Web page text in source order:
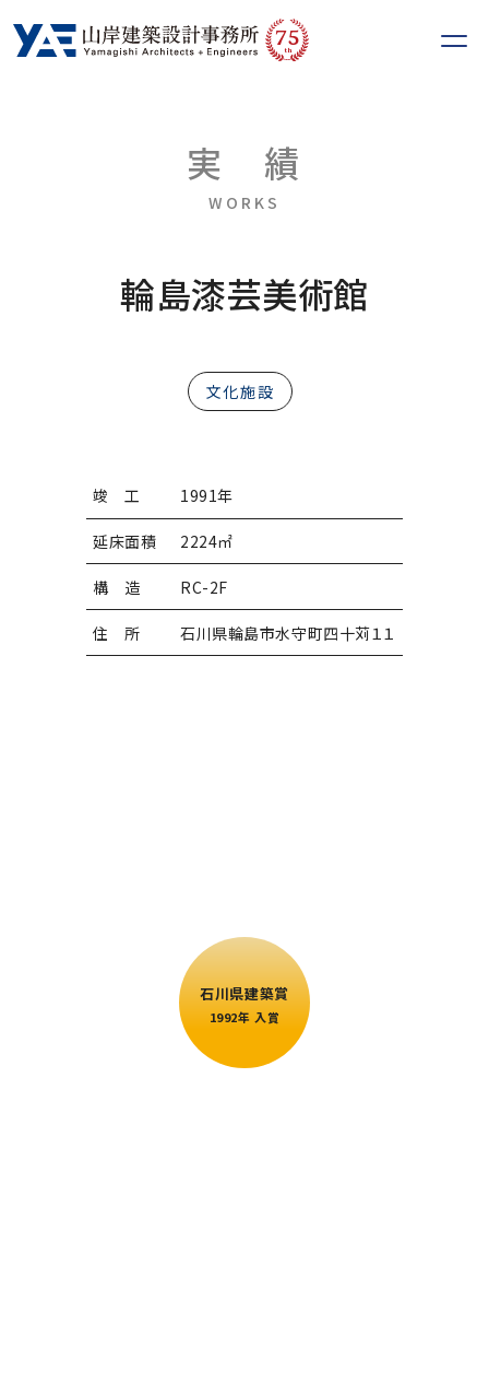
75
th
実 績
WORKS
輪島漆芸美術館
文化施設
竣 工 1991年
延床面積 2224㎡
構 造 RC-2F
住 所 石川県輪島市水守町四十苅１１
石川県建築賞
1992年 入賞